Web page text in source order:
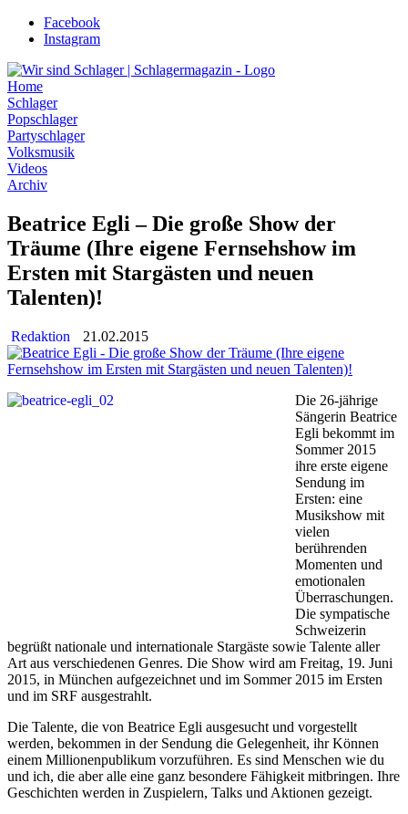
Zum
Inhalt
Facebook
Instagram
Home
Schlager
Popschlager
Partyschlager
Volksmusik
Videos
Archiv
Beatrice Egli – Die große Show der
Träume (Ihre eigene Fernsehshow im
Ersten mit Stargästen und neuen
Talenten)!
Redaktion 21.02.2015
Die 26-jährige
Sängerin Beatrice
Egli bekommt im
Sommer 2015
ihre erste eigene
Sendung im
Ersten: eine
Musikshow mit
vielen
berührenden
Momenten und
emotionalen
Überraschungen.
Die sympatische
Schweizerin
begrüßt nationale und internationale Stargäste sowie Talente aller
Art aus verschiedenen Genres. Die Show wird am Freitag, 19. Juni
2015, in München aufgezeichnet und im Sommer 2015 im Ersten
und im SRF ausgestrahlt.
Die Talente, die von Beatrice Egli ausgesucht und vorgestellt
werden, bekommen in der Sendung die Gelegenheit, ihr Können
einem Millionenpublikum vorzuführen. Es sind Menschen wie du
und ich, die aber alle eine ganz besondere Fähigkeit mitbringen. Ihre
Geschichten werden in Zuspielern, Talks und Aktionen gezeigt.